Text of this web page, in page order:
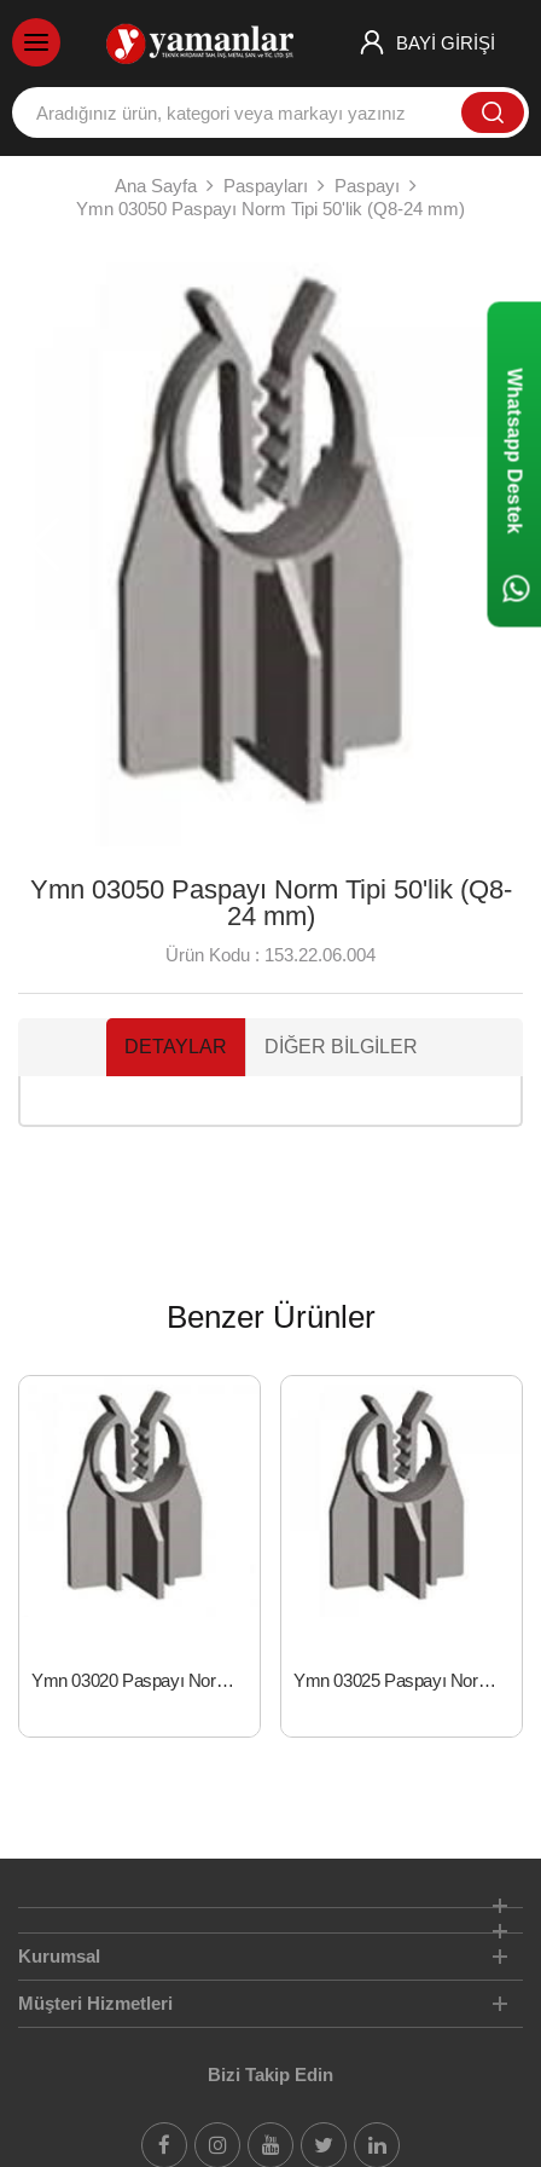
BAYİ GİRİŞİ
Ana Sayfa Paspayları
Paspayı
Ymn 03050 Paspayı Norm Tipi 50'lik (Q8-24 mm)
Ymn 03050 Paspayı Norm Tipi 50'lik (Q8-
24 mm)
Ürün Kodu : 153.22.06.004
DETAYLAR DIĞER BILGILER
Benzer Ürünler
Ymn 03020 Paspayı Norm Tipi 20'lik (Q8-24 mm) Ymn 03025 Paspayı Norm Tipi 25'lik (Q8-24 mm)
Kurumsal
Müşteri Hizmetleri
Bizi Takip Edin
Whatsapp Destek